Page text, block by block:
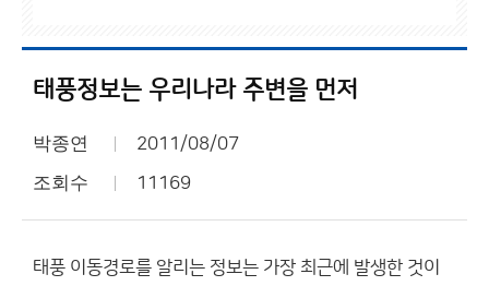
태풍정보는 우리나라 주변을 먼저
박종연 2011/08/07
조회수 11169
태풍 이동경로를 알리는 정보는 가장 최근에 발생한 것이